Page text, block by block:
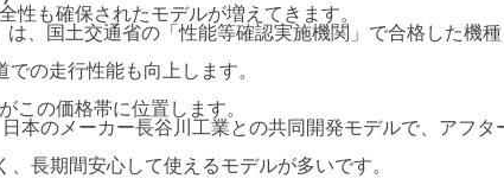
性も確保されたモデルが増えてきます。
、国土交通省の「性能等確認実施機関」で合格した機種
の走行性能も向上します。
この価格帯に位置します。
本のメーカー長谷川工業との共同開発モデルで、アフタ
長期間安心して使えるモデルが多いです。